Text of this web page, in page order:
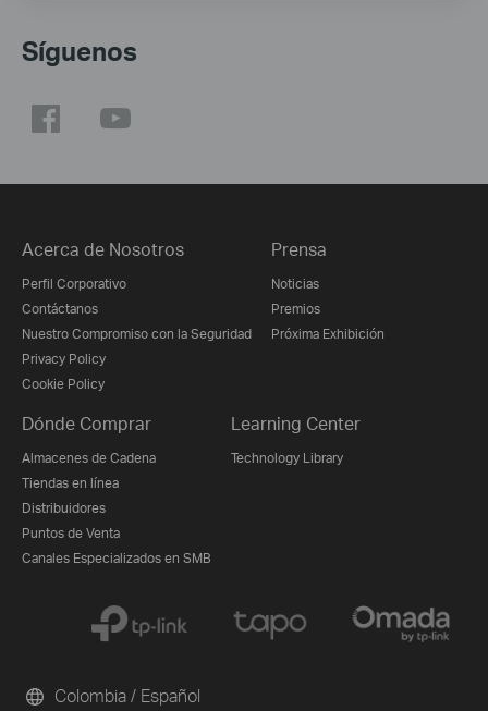
Síguenos
Acerca de Nosotros
Perfil Corporativo
Contáctanos
Nuestro Compromiso con la Seguridad
Privacy Policy
Cookie Policy
Prensa
Noticias
Premios
Próxima Exhibición
Dónde Comprar
Almacenes de Cadena
Tiendas en línea
Distribuidores
Puntos de Venta
Canales Especializados en SMB
Learning Center
Technology Library
Colombia / Español